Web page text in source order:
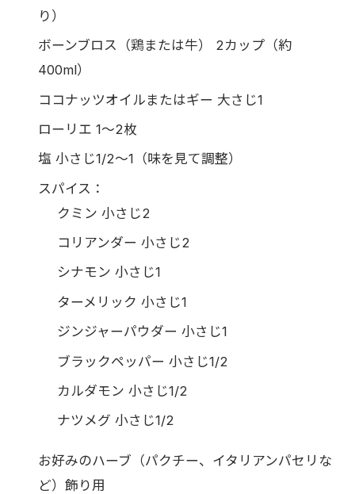
り）
ボーンブロス（鶏または牛） 2カップ（約
400ml）
ココナッツオイルまたはギー 大さじ1
ローリエ 1〜2枚
塩 小さじ1/2〜1（味を見て調整）
スパイス：
クミン 小さじ2
コリアンダー 小さじ2
シナモン 小さじ1
ターメリック 小さじ1
ジンジャーパウダー 小さじ1
ブラックペッパー 小さじ1/2
カルダモン 小さじ1/2
ナツメグ 小さじ1/2
お好みのハーブ（パクチー、イタリアンパセリな
ど）飾り用